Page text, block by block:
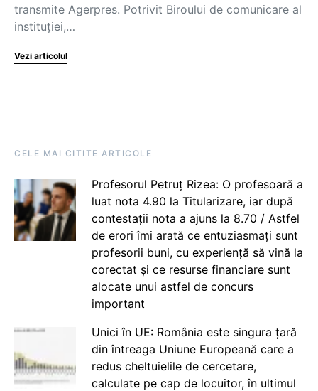
transmite Agerpres. Potrivit Biroului de comunicare al
instituţiei,…
Vezi articolul
CELE MAI CITITE ARTICOLE
Profesorul Petruț Rizea: O profesoară a
luat nota 4.90 la Titularizare, iar după
contestații nota a ajuns la 8.70 / Astfel
de erori îmi arată ce entuziasmați sunt
profesorii buni, cu experiență să vină la
corectat și ce resurse financiare sunt
alocate unui astfel de concurs
important
Unici în UE: România este singura țară
din întreaga Uniune Europeană care a
redus cheltuielile de cercetare,
calculate pe cap de locuitor, în ultimul